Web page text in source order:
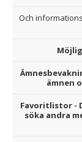
Och
ämnen
Favoritlistor -
söka andra